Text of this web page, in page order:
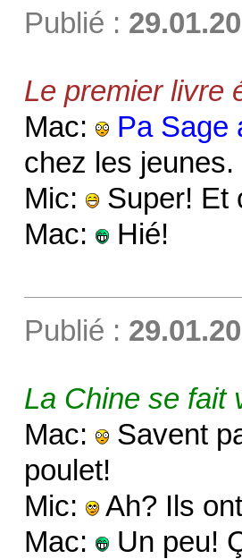
Publié :
Le premier livre
Mac:
Pa Sage
chez les jeunes.
Mic:
Super! Et
Mac:
Hié!
Publié :
La Chine se fait
Mac:
Savent
poulet!
Mic:
Ah? Ils
Mac:
Un peu!